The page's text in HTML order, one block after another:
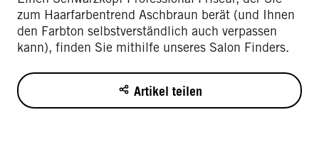
zum Haarfarbentrend Aschbraun berät (und Ihnen
den Farbton selbstverständlich auch verpassen
kann), finden Sie mithilfe unseres Salon Finders.
Artikel teilen